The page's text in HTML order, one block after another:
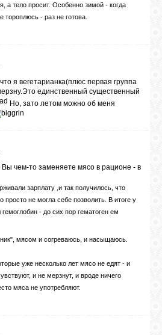
а тело просит. Особенно зимой - когда
тороплюсь - раз не готова.
я вегетарианка(плюс первая группа
единственный существенный
Но, зато летом можно об меня
Вы чем-то заменяете мясо в рационе - в
зарплату ,и так получилось, что
просто не могла себе позволить. В итоге у
- до сих пор гематоген ем
мясом и согреваюсь, и насыщаюсь.
уже несколько лет мясо не едят - и
и не мерзнут, и вроде ничего
мяса не употребляют.